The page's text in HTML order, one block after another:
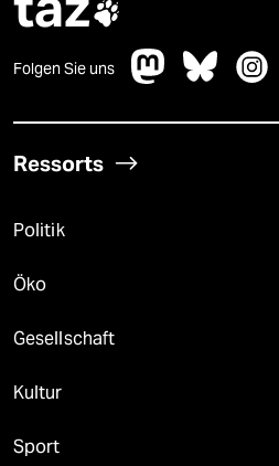

Folgen Sie uns
Ressorts
Politik
Öko
Gesellschaft
Kultur
Sport